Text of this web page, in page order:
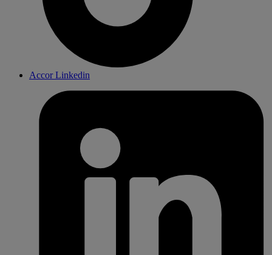
Accor Linkedin